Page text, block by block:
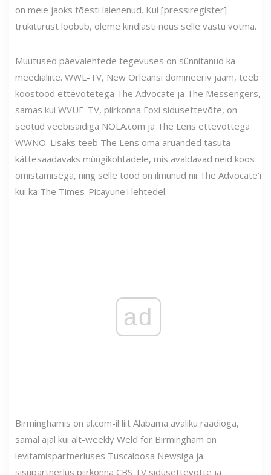
on meie jaoks tõesti laienenud. Kui [pressiregister]
trükiturust loobub, oleme kindlasti nõus selle vastu võtma.
Muutused päevalehtede tegevuses on sünnitanud ka
meedialiite. WWL-TV, New Orleansi domineeriv jaam, teeb
koostööd ettevõtetega The Advocate ja The Messengers,
samas kui WVUE-TV, piirkonna Foxi sidusettevõte, on
seotud veebisaidiga NOLA.com ja The Lens ettevõttega
WWNO. Lisaks teeb The Lens oma aruanded tasuta
kättesaadavaks müügikohtadele, mis avaldavad neid koos
omistamisega, ning selle tööd on ilmunud nii The Advocate'i
kui ka The Times-Picayune'i lehtedel.
ad
Birminghamis on al.com-il liit Alabama avaliku raadioga,
samal ajal kui alt-weekly Weld for Birmingham on
levitamispartnerluses Tuscaloosa Newsiga ja
sisupartnerlus piirkonna CBS TV sidusettevõtte ja